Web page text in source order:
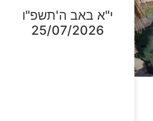
י"א באב ה'תשפ"ו
25/07/2026